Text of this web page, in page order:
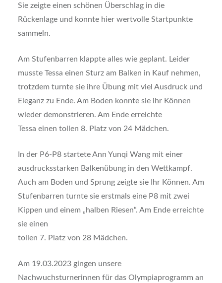
Sie zeigte einen schönen Überschlag in die
Rückenlage und konnte hier wertvolle Startpunkte
sammeln.
Am Stufenbarren klappte alles wie geplant. Leider
musste Tessa einen Sturz am Balken in Kauf nehmen,
trotzdem turnte sie ihre Übung mit viel Ausdruck und
Eleganz zu Ende. Am Boden konnte sie ihr Können
wieder demonstrieren. Am Ende erreichte
Tessa einen tollen 8. Platz von 24 Mädchen.
In der P6-P8 startete Ann Yunqi Wang mit einer
ausdrucksstarken Balkenübung in den Wettkampf.
Auch am Boden und Sprung zeigte sie Ihr Können. Am
Stufenbarren turnte sie erstmals eine P8 mit zwei
Kippen und einem „halben Riesen“. Am Ende erreichte
sie einen
tollen 7. Platz von 28 Mädchen.
Am 19.03.2023 gingen unsere
Nachwuchsturnerinnen für das Olympiaprogramm an